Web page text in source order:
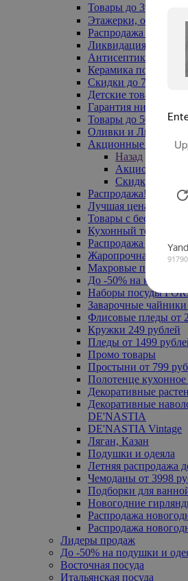
Товары до 399₽
Этажерки, обувницы
Распродажа
Ликвидация до -70%
Антисептики
Керамика по 129 руб
Скидки до 70%
Детские товары
Гарантия низкой цены
Товары до 500 руб
Оливки и Лимоны
Акционные товары
Назад
Акционные
Скидка 20% по
Распродажа!
Лучшая цена
Товары с бесплатной
Кухонный текстиль
Распродажа до -50%
Жаропрочная посуда
Махровые полотенца
До -50% на ковры
Наборы посуды
Заварочные
Флисовые пледы от
Кружки 249 рублей
Пледы от 1499
Промо товары
Простыни от 799
Полотенце кухонное
Декоративные
Декоративные
DE'NASTIA
DE'NASTIA Vintage
Ляган, Казан
Подушки и одеяла
Летняя распродажа
Чемоданы от 3998
Подборки для
Новогодние
Распродажа
Распродажа
Лидеры продаж
До -50% на подушки и
Восточная посуда
Итальянская посуда